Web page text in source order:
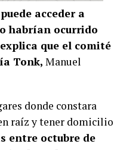
acceder a
habrían ocurrido
que el comité
Tonk, Manuel
donde constara
raíz y tener domicilio
entre octubre de